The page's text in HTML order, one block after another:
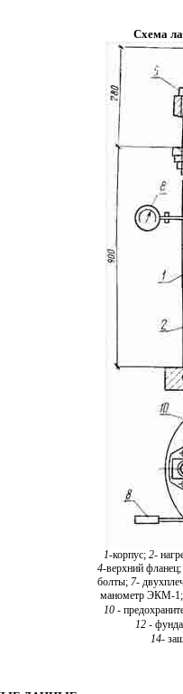
Схема
1-корпус; 2-
4-верхний фланец;
болты; 7-
манометр ЭКМ-
10 -
12 -
14-